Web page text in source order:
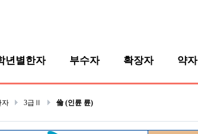
년별한자 부수자 확장자 약자
자 3급Ⅱ 倫 (인륜 륜)